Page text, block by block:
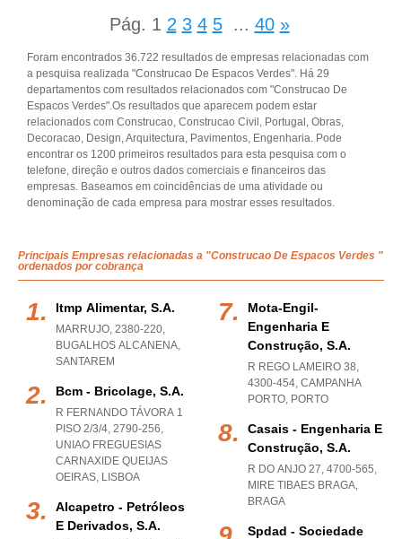
Pág. 1 2 3 4 5 ... 40 »
Foram encontrados 36.722 resultados de empresas relacionadas com
a pesquisa realizada "Construcao De Espacos Verdes". Há 29
departamentos com resultados relacionados com "Construcao De
Espacos Verdes".Os resultados que aparecem podem estar
relacionados com Construcao, Construcao Civil, Portugal, Obras,
Decoracao, Design, Arquitectura, Pavimentos, Engenharia. Pode
encontrar os 1200 primeiros resultados para esta pesquisa com o
telefone, direção e outros dados comerciais e financeiros das
empresas. Baseamos em coincidências de uma atividade ou
denominação de cada empresa para mostrar esses resultados.
Principais Empresas relacionadas a "Construcao De Espacos Verdes "
ordenados por cobrança
Itmp Alimentar, S.a.
MARRUJO, 2380-220,
BUGALHOS ALCANENA,
SANTAREM
Bcm - Bricolage, S.a.
R FERNANDO TÁVORA 1
PISO 2/3/4, 2790-256,
UNIAO FREGUESIAS
CARNAXIDE QUEIJAS
OEIRAS, LISBOA
Alcapetro - Petróleos
E Derivados, S.a.
Mota-Engil-
Engenharia E
Construção, S.a.
R REGO LAMEIRO 38,
4300-454, CAMPANHA
PORTO, PORTO
Casais - Engenharia E
Construção, S.a.
R DO ANJO 27, 4700-565,
MIRE TIBAES BRAGA,
BRAGA
Spdad - Sociedade